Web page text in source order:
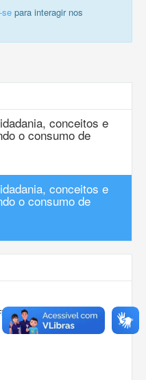
se para interagir nos
conceitos e
o consumo de
conceitos e
o consumo de
Fiscal e